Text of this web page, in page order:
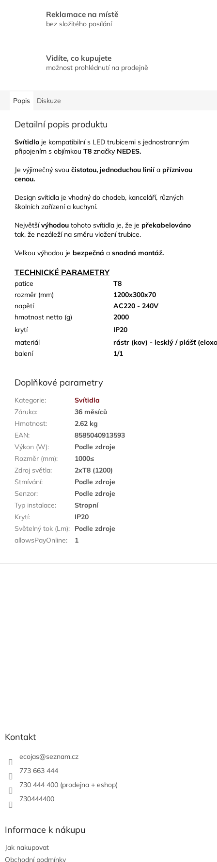
Reklamace na místě
bez složitého posílání
Vidíte, co kupujete
možnost prohlédnutí na prodejně
Popis Diskuze
Detailní popis produktu
Svítidlo je kompatibilní s LED trubicemi s jednostranným
připojením s objímkou T8 značky NEDES.
Je výjimečný svou čistotou, jednoduchou liniía příznivou
cenou.
Design svítidla je vhodný do chodeb, kanceláří, různých
školních zařízení a kuchyní.
Největšívýhodou tohoto svítidla je, že je překabelováno
tak, že nezáleží na směru vložení trubice.
Velkou výhodou je bezpečná a snadná montáž.
TECHNICKÉ PARAMETRY
patice
T8
rozměr (mm)
1200x300x70
napětí
AC220 - 240V
hmotnost netto (g)
2000
krytí
IP20
materiál
rástr (kov) - lesklý / plášť
balení
1/1
Doplňkové parametry
Kategorie:
Svítidla
Záruka:
36 měsíců
Hmotnost:
2.62 kg
EAN:
8585040913593
Výkon (W):
Podle zdroje
Rozměr (mm):
1000≤
Zdroj světla:
2xT8 (1200)
Stmívání:
Podle zdroje
Senzor:
Podle zdroje
Typ instalace:
Stropní
Krytí:
IP20
Světelný tok (Lm):
Podle zdroje
allowsPayOnline: 1
Kontakt
ecojas@seznam.cz
773 663 444
730 444 400 (prodejna + eshop)
730444400
Informace k nákupu
Jak nakupovat
Obchodní podmínky